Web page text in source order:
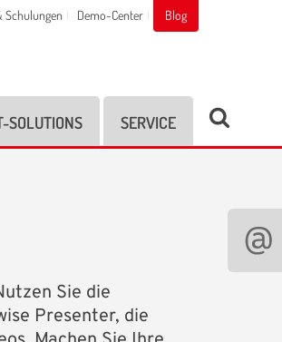
Schulungen Demo-Center Blog
SOLUTIONS SERVICE
Sie die
Presenter, die